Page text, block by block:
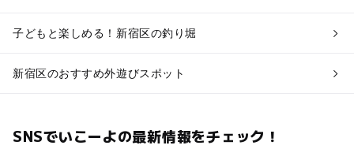
子どもと楽しめる！新宿区の釣り堀
新宿区のおすすめ外遊びスポット
SNSでいこーよの最新情報をチェック！